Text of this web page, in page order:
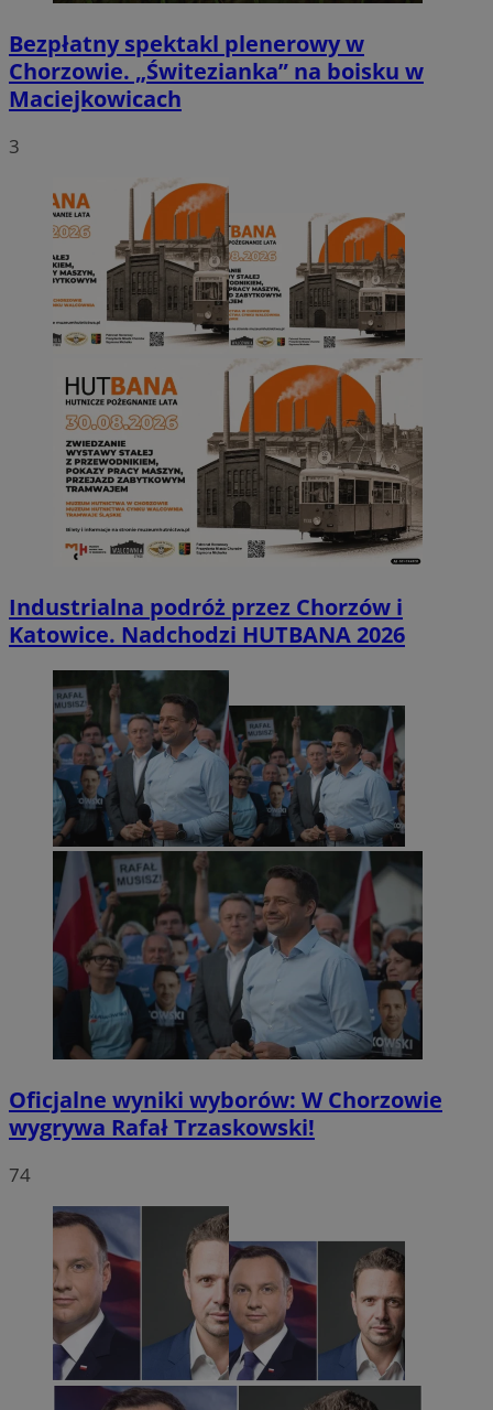
Bezpłatny spektakl plenerowy w
Chorzowie. „Świtezianka” na boisku w
Maciejkowicach
3
Industrialna podróż przez Chorzów i
Katowice. Nadchodzi HUTBANA 2026
Oficjalne wyniki wyborów: W Chorzowie
wygrywa Rafał Trzaskowski!
74